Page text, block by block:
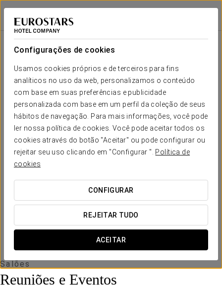
Configurações de cookies
Usamos cookies próprios e de terceiros para fins
analíticos no uso da web, personalizamos o conteúdo
com base em suas preferências e publicidade
personalizada com base em um perfil da coleção de seus
hábitos de navegação. Para mais informações, você pode
ler nossa política de cookies. Você pode aceitar todos os
cookies através do botão "Aceitar" ou pode configurar ou
rejeitar seu uso clicando em "Configurar ". Política de
cookies
CONFIGURAR
REJEITAR TUDO
ACEITAR
Eurostars Park Hotel Maximilian
RATISBONA
Seu evento em
SOLICITAR ORÇAMENTO
Salões
Reuniões e Eventos
Sala
U
Maximiliansaal
210 m
altura
- - 130 - -
Balkonsaal
83 m
x m
altura
- - 60 30 - -